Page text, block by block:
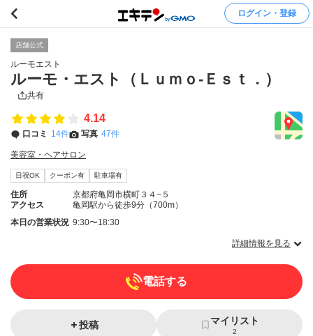
ログイン・登録
店舗公式
ルーモエスト
ルーモ・エスト（Ｌｕｍｏ‐Ｅｓｔ．）
共有
4.14
口コミ 14件 写真 47件
美容室・ヘアサロン
日祝OK クーポン有 駐車場有
住所
京都府亀岡市横町３４−５
アクセス
亀岡駅から徒歩9分（700m）
本日の営業状況 9:30〜18:30
詳細情報を見る
電話する
投稿 マイリスト
2